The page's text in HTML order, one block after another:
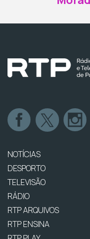
NOTÍCIAS
DESPORTO
TELEVISÃO
RÁDIO
RTP ARQUIVOS
RTP ENSINA